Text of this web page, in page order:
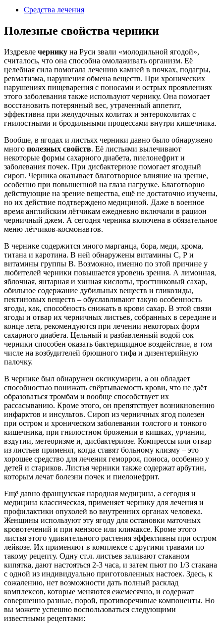
Средства лечения
Полезные свойства черники
Издревле чернику на Руси звали «молодильной ягодой»,
считалось, что она способна омолаживать организм. Её
целебная сила помогала лечению камней в почках, подагры,
ревматизма, нарушения обмена веществ. При хронических
нарушениях пищеварения с поносами и острых проявлениях
этого заболевания также используют чернику. Она помогает
восстановить потерянный вес, утраченный аппетит,
эффективна при желудочных колитах и энтероколитах с
гнилостными и бродильными процессами внутри кишечника.
Вообще, в ягодах и листьях черники давно было обнаружено
много полезных свойств. Её листьями вылечивают
некоторые формы сахарного диабета, пиелонефрит и
заболевания почек. При дисбактериозе помогает ягодный
сироп. Черника оказывает благотворное влияние на зрение,
особенно при повышенной на глаза нагрузке. Благотворно
действующие на зрение вещества, ещё не достаточно изучены,
но их действие подтверждено медициной. Даже в военное
время английским лётчикам ежедневно включали в рацион
черничный джем. А сегодня черника включена в обязательное
меню лётчиков-космонавтов.
В чернике содержится много марганца, бора, меди, хрома,
титана и каротина. В ней обнаружены витамины С, Р и
витамины группы В. Возможно, именно по этой причине у
любителей черники повышается уровень зрения. А лимонная,
яблочная, янтарная и хинная кислоты, тростниковый сахар,
обильное содержание дубильных веществ и гликозиды,
пектиновых веществ – обуславливают такую особенность
ягоды, как, способность снижать в крови сахар. В этой связи
ягоды и отвар их черничных листьев, собранных в середине и
конце лета, рекомендуются при лечении некоторых форм
сахарного диабета. Цельный и разбавленный водой сок
черники способен оказать бактерицидное воздействие, в том
числе на возбудителей брюшного тифа и дизентерийную
палочку.
В чернике был обнаружен оксикумарин, а он обладает
способностью понижать свёртываемость крови, что не даёт
образоваться тромбам и вообще способствует их
рассасыванию. Кроме этого, он препятствует возникновению
инфарктов и инсультов. Сироп из черничных ягод полезен
при остром и хроническом заболевании толстого и тонкого
кишечника, при гнилостном брожении в кишках, урчании,
вздутии, метеоризме и, дисбактериозе. Компрессы или отвар
из листьев применят, когда ставят больному клизму – это
хорошее средство для лечения геморроя, поноса, особенно у
детей и стариков. Листья черники также содержат арбутин,
которым лечат болезни почек и пиелонефрит.
Ещё давно французская народная медицина, а сегодня и
медицина классическая, применяет чернику для лечения и
профилактики опухолей во внутренних органах человека.
Женщины используют эту ягоду для остановки маточных
кровотечений и при мензосе или климаксе. Кроме этого
листья этого удивительного растения эффективны при остром
лейкозе. Их применяют в комплексе с другими травами по
такому рецепту. Одну ст.л. листьев заливают стаканом
кипятка, дают настояться 2-3 часа, и затем пьют по 1/3 стакана
с одной из индивидуально приготовленных настоек. Здесь, к
сожалению, нет возможности дать полный расклад
комплексов, которые меняются ежемесячно, и содержат
совершенно разные, порой, противоречивые компоненты. Но
вы можете успешно воспользоваться следующими
известными рецептами: